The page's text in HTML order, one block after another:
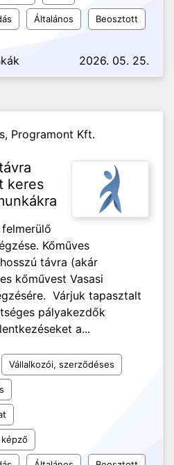
Általános Beosztott
2026. 05. 25.
Programont Kft.
keres
Kőműves
távra (akár
kőművest Vasasi
Várjuk tapasztalt
pályakezdők
a...
Vállalkozói, szerződéses